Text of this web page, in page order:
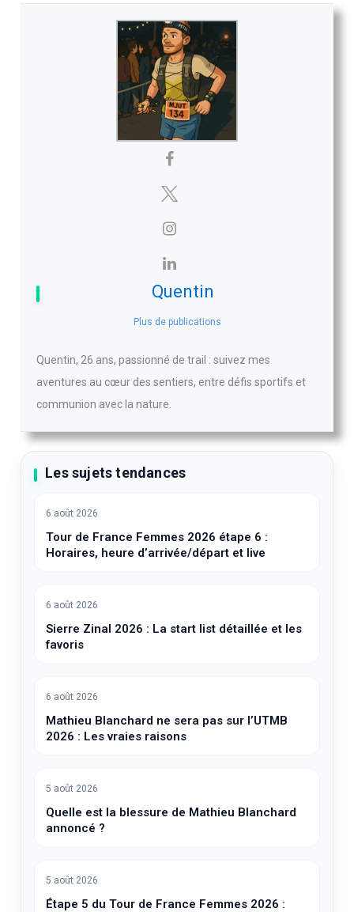
Quentin
Plus de publications
Quentin, 26 ans, passionné de trail : suivez mes
aventures au cœur des sentiers, entre défis sportifs et
communion avec la nature.
Les sujets tendances
6 août 2026
Tour de France Femmes 2026 étape 6 :
Horaires, heure d’arrivée/départ et live
6 août 2026
Sierre Zinal 2026 : La start list détaillée et les
favoris
6 août 2026
Mathieu Blanchard ne sera pas sur l’UTMB
2026 : Les vraies raisons
5 août 2026
Quelle est la blessure de Mathieu Blanchard
annoncé ?
5 août 2026
Étape 5 du Tour de France Femmes 2026 :